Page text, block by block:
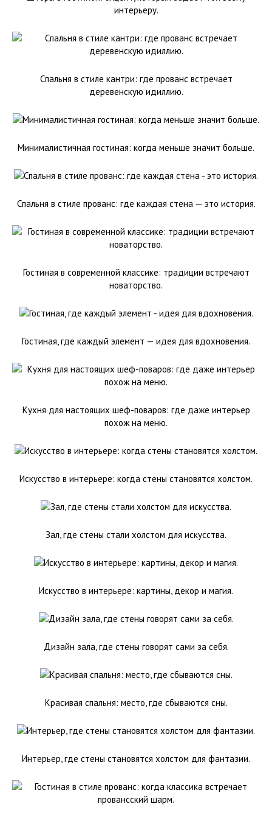
интерьеру.
Спальня в стиле кантри: где прованс встречает
деревенскую идиллию.
Минималистичная гостиная: когда меньше значит больше.
Спальня в стиле прованс: где каждая стена — это история.
Гостиная в современной классике: традиции встречают
новаторство.
Гостиная, где каждый элемент — идея для вдохновения.
Кухня для настоящих шеф-поваров: где даже интерьер
похож на меню.
Искусство в интерьере: когда стены становятся холстом.
Зал, где стены стали холстом для искусства.
Искусство в интерьере: картины, декор и магия.
Дизайн зала, где стены говорят сами за себя.
Красивая спальня: место, где сбываются сны.
Интерьер, где стены становятся холстом для фантазии.